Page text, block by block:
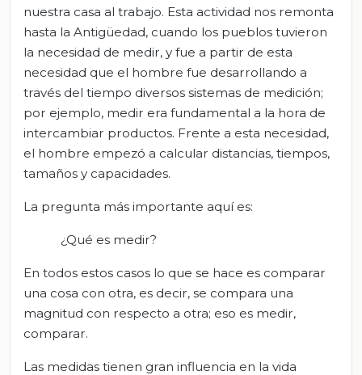
nuestra casa al trabajo. Esta actividad nos remonta
hasta la Antigüedad, cuando los pueblos tuvieron
la necesidad de medir, y fue a partir de esta
necesidad que el hombre fue desarrollando a
través del tiempo diversos sistemas de medición;
por ejemplo, medir era fundamental a la hora de
intercambiar productos. Frente a esta necesidad,
el hombre empezó a calcular distancias, tiempos,
tamaños y capacidades.
La pregunta más importante aquí es:
¿Qué es medir?
En todos estos casos lo que se hace es comparar
una cosa con otra, es decir, se compara una
magnitud con respecto a otra; eso es medir,
comparar.
Las medidas tienen gran influencia en la vida